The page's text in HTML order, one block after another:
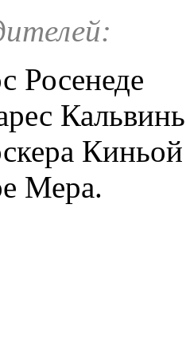
Росенеде
Киньой
Мера.